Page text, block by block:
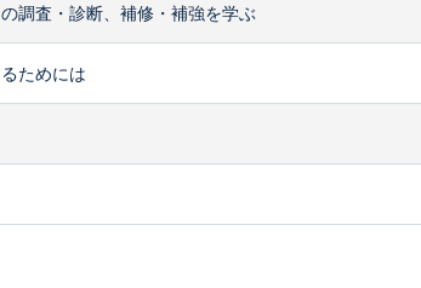
調査・診断、補修・補強を学ぶ
ためには